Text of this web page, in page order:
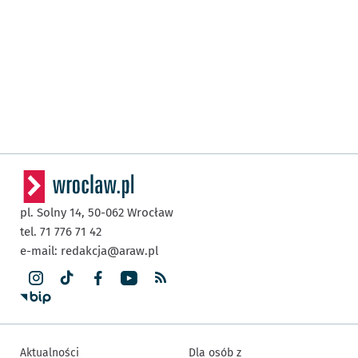
pl. Solny 14, 50-062 Wrocław
tel. 71 776 71 42
e-mail: redakcja@araw.pl
Aktualności Dla osób z